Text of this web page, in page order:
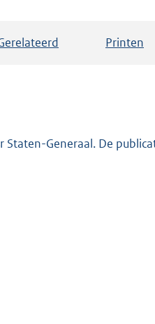
Printen
Generaal. De